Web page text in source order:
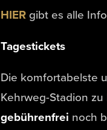
HIER gibt es alle
Tagestickets
Die komfortabelste
Kehrweg-Stadion
gebührenfrei noch